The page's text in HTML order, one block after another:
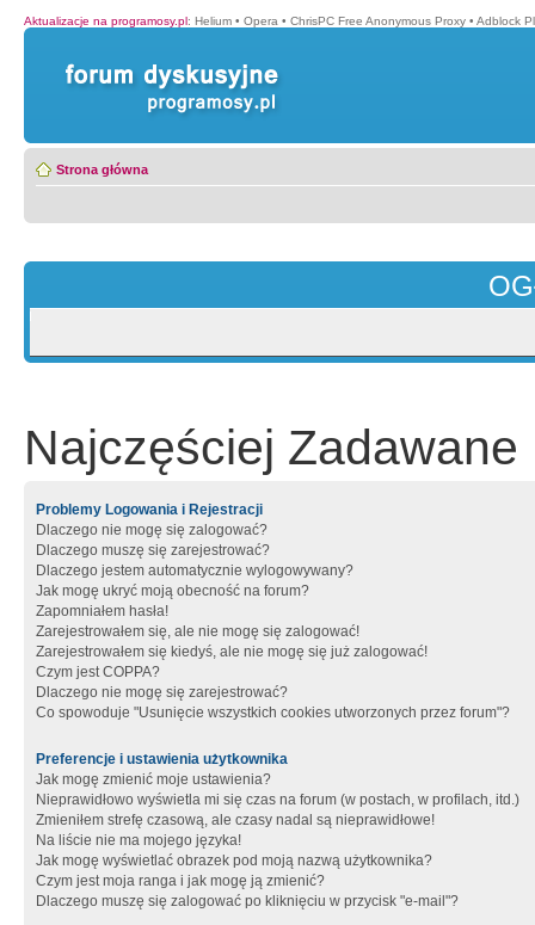
Aktualizacje na programosy.pl: Helium • Opera • ChrisPC Free Anonymous Proxy • Adblock
Strona główna
Najczęściej Zadawane
Problemy Logowania i Rejestracji
Dlaczego nie mogę się zalogować?
Dlaczego muszę się zarejestrować?
Dlaczego jestem automatycznie wylogowywany?
Jak mogę ukryć moją obecność na forum?
Zapomniałem hasła!
Zarejestrowałem się, ale nie mogę się zalogować!
Zarejestrowałem się kiedyś, ale nie mogę się już zalogować!
Czym jest COPPA?
Dlaczego nie mogę się zarejestrować?
Co spowoduje "Usunięcie wszystkich cookies utworzonych przez forum"?
Preferencje i ustawienia użytkownika
Jak mogę zmienić moje ustawienia?
Nieprawidłowo wyświetla mi się czas na forum (w postach, w profilach, itd.)
Zmieniłem strefę czasową, ale czasy nadal są nieprawidłowe!
Na liście nie ma mojego języka!
Jak mogę wyświetlać obrazek pod moją nazwą użytkownika?
Czym jest moja ranga i jak mogę ją zmienić?
Dlaczego muszę się zalogować po kliknięciu w przycisk "e-mail"?